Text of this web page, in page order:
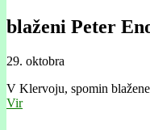
blaženi Peter
29. oktobra
V Klervoju, spomin
Vir